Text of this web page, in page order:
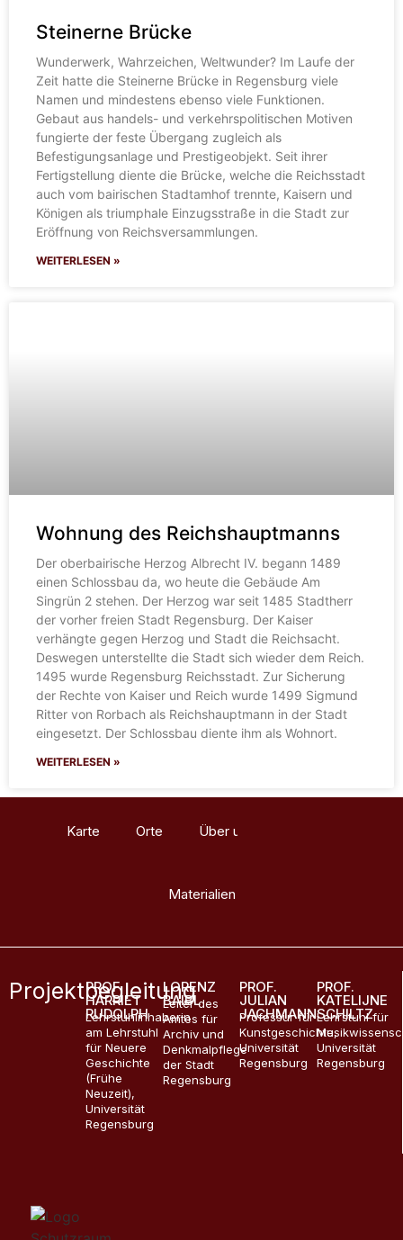
Steinerne Brücke
Wunderwerk, Wahrzeichen, Weltwunder? Im Laufe der
Zeit hatte die Steinerne Brücke in Regensburg viele
Namen und mindestens ebenso viele Funktionen.
Gebaut aus handels- und verkehrspolitischen Motiven
fungierte der feste Übergang zugleich als
Befestigungsanlage und Prestigeobjekt. Seit ihrer
Fertigstellung diente die Brücke, welche die Reichsstadt
auch vom bairischen Stadtamhof trennte, Kaisern und
Königen als triumphale Einzugsstraße in die Stadt zur
Eröffnung von Reichsversammlungen.
WEITERLESEN »
Wohnung des Reichshauptmanns
Der oberbairische Herzog Albrecht IV. begann 1489
einen Schlossbau da, wo heute die Gebäude Am
Singrün 2 stehen. Der Herzog war seit 1485 Stadtherr
der vorher freien Stadt Regensburg. Der Kaiser
verhängte gegen Herzog und Stadt die Reichsacht.
Deswegen unterstellte die Stadt sich wieder dem Reich.
1495 wurde Regensburg Reichsstadt. Zur Sicherung
der Rechte von Kaiser und Reich wurde 1499 Sigmund
Ritter von Rorbach als Reichshauptmann in der Stadt
eingesetzt. Der Schlossbau diente ihm als Wohnort.
WEITERLESEN »
Karte Orte Über uns
Materialien
Projektbegleitung
PROF.
HARRIET
RUDOLPH
Lehrstuhlinhaberin
am Lehrstuhl
für Neuere
Geschichte
(Frühe
Neuzeit),
Universität
Regensburg
LORENZ
BAIBL
Leiter des
Amtes für
Archiv und
Denkmalpflege
der Stadt
Regensburg
PROF.
JULIAN
JACHMANN
Professur für
Kunstgeschichte,
Universität
Regensburg
PROF.
KATELIJNE
SCHILTZ
Lehrstuhl für
Universität
Regensburg